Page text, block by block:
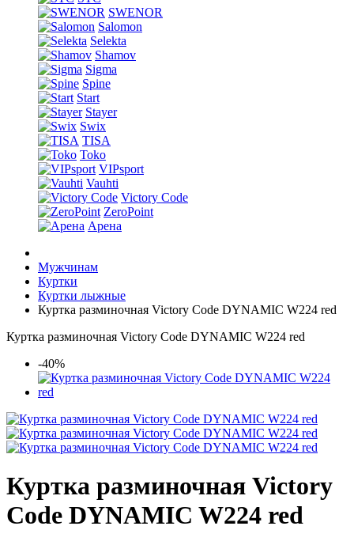
SWENOR
Salomon
Selekta
Shamov
Sigma
Spine
Start
Stayer
Swix
TISA
Toko
VIPsport
Vauhti
Victory Code
ZeroPoint
Арена
Мужчинам
Куртки
Куртки лыжные
Куртка разминочная Victory Code DYNAMIC W224 red
Куртка разминочная Victory Code DYNAMIC W224 red
-40%
Куртка разминочная Victory
Code DYNAMIC W224 red